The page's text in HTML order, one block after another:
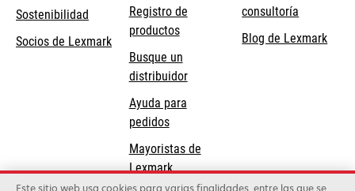
Sostenibilidad
Socios de Lexmark
en
una
pestaña
nueva
Registro de
productos
Busque un
distribuidor
Ayuda para
pedidos
Mayoristas de
Lexmark
consultoría
Blog de Lexmark
Este sitio web usa cookies para varias finalidades, entre las que se